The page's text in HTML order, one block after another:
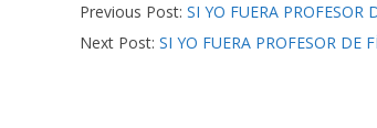
Previous Post: SI YO FUERA PROFESOR
Next Post: SI YO FUERA PROFESOR DE